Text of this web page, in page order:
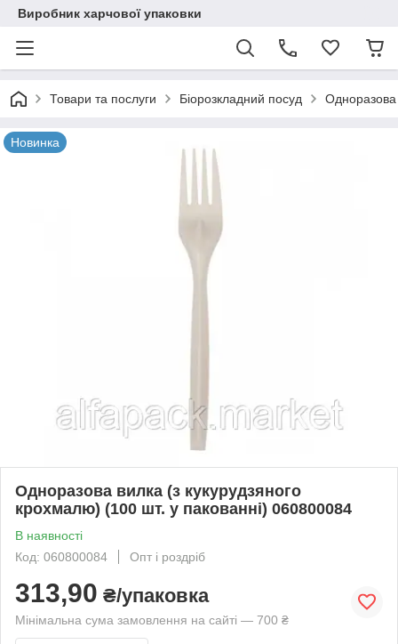
Виробник харчової упаковки
Товари та послуги Біорозкладний посуд Одноразова
Новинка
Одноразова вилка (з кукурудзяного
крохмалю) (100 шт. у пакованні) 060800084
В наявності
Код: 060800084
Опт і роздріб
313,90 ₴/упаковка
Мінімальна сума замовлення на сайті — 700 ₴